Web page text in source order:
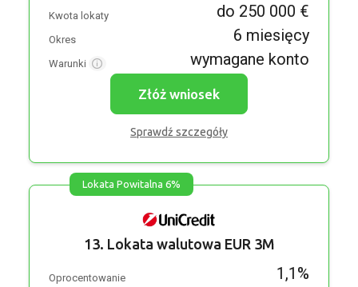
Kwota lokaty do 250 000 €
Okres 6 miesięcy
Warunki wymagane konto
Złóż wniosek
Sprawdź szczegóły
Lokata Powitalna 6%
13. Lokata walutowa EUR 3M
Oprocentowanie 1,1%